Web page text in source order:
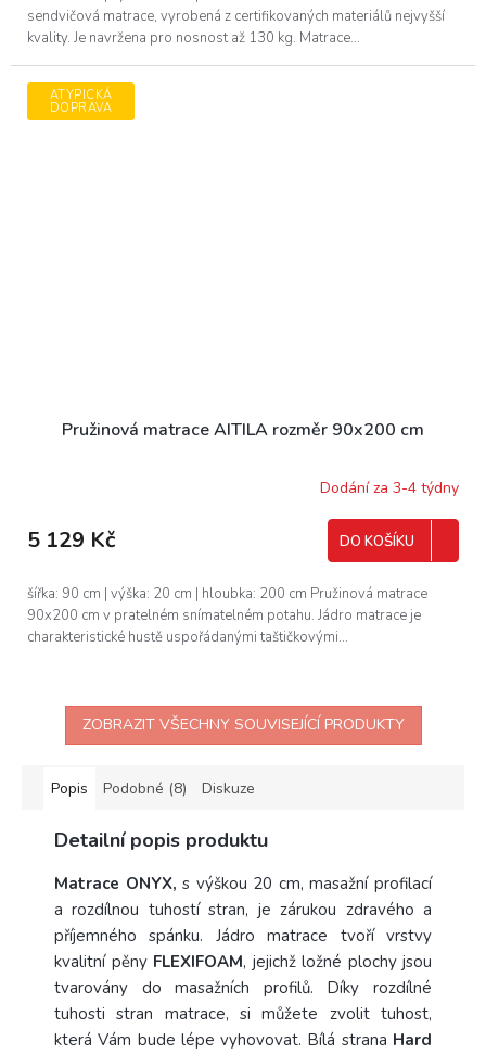
sendvičová matrace, vyrobená z certifikovaných materiálů nejvyšší
kvality. Je navržena pro nosnost až 130 kg. Matrace...
ATYPICKÁ
DOPRAVA
Pružinová matrace AITILA rozměr 90x200 cm
Dodání za 3-4 týdny
5 129 Kč DO KOŠÍKU
šířka: 90 cm | výška: 20 cm | hloubka: 200 cm Pružinová matrace
90x200 cm v pratelném snímatelném potahu. Jádro matrace je
charakteristické hustě uspořádanými taštičkovými...
ZOBRAZIT VŠECHNY SOUVISEJÍCÍ PRODUKTY
Popis Podobné (8) Diskuze
Detailní popis produktu
Matrace ONYX,s výškou 20 cm, masažní profilací
a rozdílnou tuhostí stran, je zárukou zdravého a
příjemného spánku. Jádro matrace tvoří vrstvy
kvalitní pěny FLEXIFOAM, jejichž ložné plochy jsou
tvarovány do masažních profilů. Díky rozdílné
tuhosti stran matrace, si můžete zvolit tuhost,
která Vám bude lépe vyhovovat. Bílá strana Hard